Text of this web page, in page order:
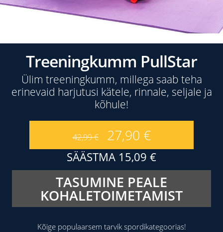
Treeningkumm PullStar
Ülim treeningkumm, millega saab teha
erinevaid harjutusi kätele, rinnale, seljale ja
kõhule!
42,99€ 27,90 €
SÄÄSTMA 15,09 €
TASUMINE PEALE
KOHALETOIMETAMIST
Kõige populaarsem tarvik spordikategoorias!